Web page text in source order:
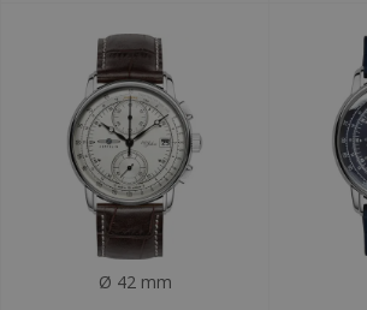
Ø 42 mm